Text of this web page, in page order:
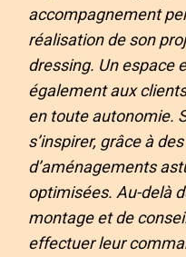
accompagnement
réalisation de son
dressing. Un espace
également aux
en toute autonomie.
s’inspirer, grâce à
d’aménagements
optimisées. Au-delà
montage et de
effectuer leur